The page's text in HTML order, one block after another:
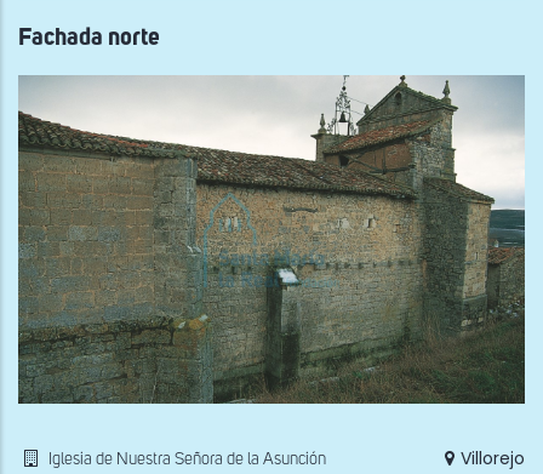
Fachada norte
Iglesia de Nuestra Señora de la Asunción Villorejo